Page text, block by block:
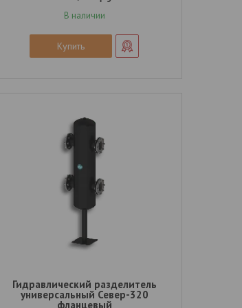
В наличии
Купить
Гидравлический разделитель
универсальный Север-320
фланцевый